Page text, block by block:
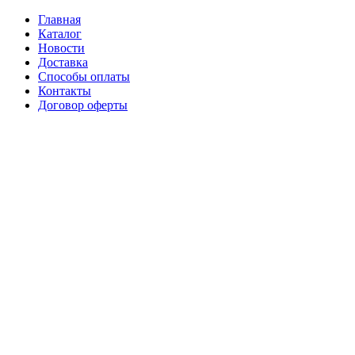
Главная
Каталог
Новости
Доставка
Способы оплаты
Контакты
Договор оферты